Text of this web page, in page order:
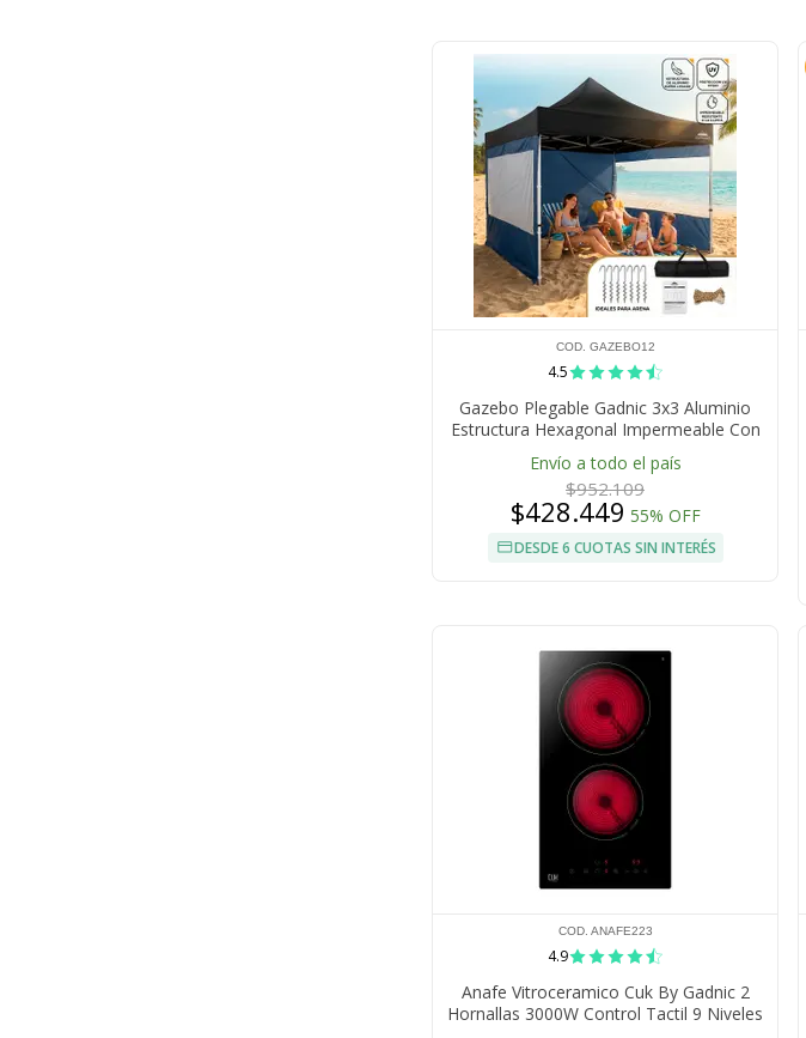
COD. GAZEBO12
4.5
Gazebo Plegable Gadnic 3x3 Aluminio
Estructura Hexagonal Impermeable Con
Paredes Ventanas PVC Bolso Transporte
Eventos Exterior
Envío a todo el país
$952.109
$428.449 55% OFF
DESDE 6 CUOTAS SIN INTERÉS
COD. ANAFE223
4.9
Anafe Vitroceramico Cuk By Gadnic 2
Hornallas 3000W Control Tactil 9 Niveles